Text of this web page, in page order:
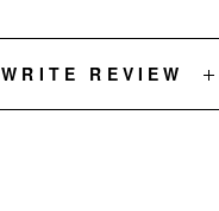
WRITE REVIEW